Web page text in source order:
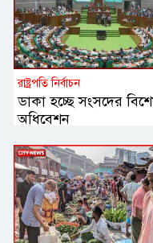
রাষ্ট্রপতি নির্বাচন
ডাকা হচ্ছে সংসদের
অধিবেশন